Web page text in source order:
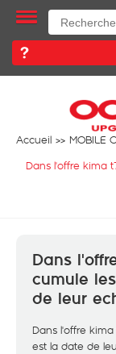
Accueil
MOBILE
Dans l'offre kima
Dans
cumule
de leur
Dans l'offre
est la date de